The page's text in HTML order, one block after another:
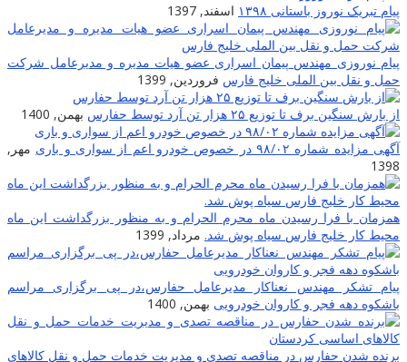
پیام تبریک نوروز باستانی ۱۳۹۸
اسفند, 1397
پیام نوروزی مهندس پیمان اسراری عضو هیات مدیره و مدیرعامل شرکت
حمل و نقل بین الملی خلیج فارس فروردین, 1399
از بارش سنگین برف تا توزیع ۲۵ هزار تن آرد توسط حفارس
بهمن, 1400
آگهی مزایده شماره ۹۸/۰۲ در خصوص خودرو اعم از سواری و باری
مهر,
1398
همزمان با فرا رسیدن ماه محرم الحرام و به منظور بزرگداشت این ماه
محیط کار خلیج فارس سیاه پوش شد. مرداد, 1399
پیام تشکر مهندس نعناکار مدیرعامل حفارس،در پی برگزاری مراسم
باشکوه دهه فجر و کاروان خودرویی بهمن, 1400
برنده شدن حفارس در مناقصه تصدی و مدیریت خدمات حمل و نقل کالاهای